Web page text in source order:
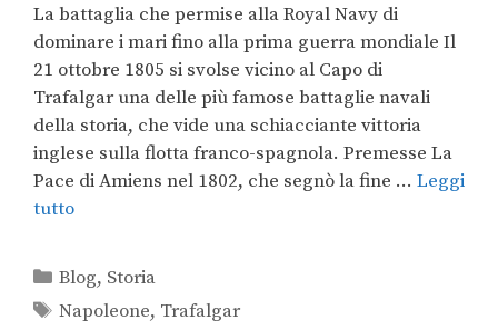
La battaglia che permise alla Royal Navy di
dominare i mari fino alla prima guerra mondiale Il
21 ottobre 1805 si svolse vicino al Capo di
Trafalgar una delle più famose battaglie navali
della storia, che vide una schiacciante vittoria
inglese sulla flotta franco-spagnola. Premesse La
Pace di Amiens nel 1802, che segnò la fine … Leggi
tutto
Blog, Storia
Napoleone, Trafalgar